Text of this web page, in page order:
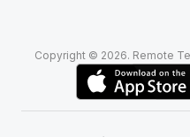
Copyright © 2026. Remote